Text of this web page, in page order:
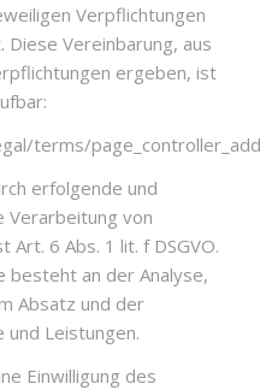
Verpflichtungen
Diese Vereinbarung, aus
ergeben, ist
terms/
erfolgende und
Verarbeitung von
6 Abs. 1 lit. f DSGVO.
an der Analyse,
Absatz und der
Leistungen.
Einwilligung des